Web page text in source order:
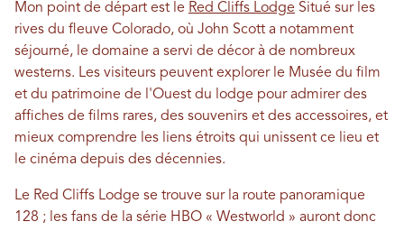
Mon point de départ est le Red Cliffs Lodge Situé sur les
rives du fleuve Colorado, où John Scott a notamment
séjourné, le domaine a servi de décor à de nombreux
westerns. Les visiteurs peuvent explorer le Musée du film
et du patrimoine de l'Ouest du lodge pour admirer des
affiches de films rares, des souvenirs et des accessoires, et
mieux comprendre les liens étroits qui unissent ce lieu et
le cinéma depuis des décennies.
Le Red Cliffs Lodge se trouve sur la route panoramique
128 ; les fans de la série HBO « Westworld » auront donc